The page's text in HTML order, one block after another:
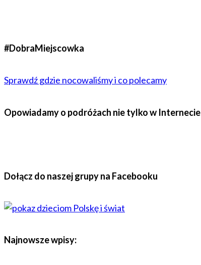
#DobraMiejscowka
Sprawdź gdzie nocowaliśmy i co polecamy
Opowiadamy o podróżach nie tylko w Internecie
Dołącz do naszej grupy na Facebooku
Najnowsze wpisy: